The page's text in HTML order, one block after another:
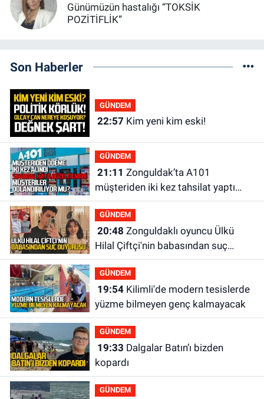
Günümüzün hastalığı “TOKSİK
POZİTİFLİK”
Son Haberler
GÜNDEM
22:57 Kim yeni kim eski!
GÜNDEM
21:11
müşteriden iki kez tahsilat yaptı
geri ödemiyor!
GÜNDEM
20:48
Hilal Çiftçi'nin babasından suç
duyurusu
GÜNDEM
19:54Kilimli'de modern tesislerde
yüzme bilmeyen genç kalmayacak
GÜNDEM
19:33
kopardı
GÜNDEM